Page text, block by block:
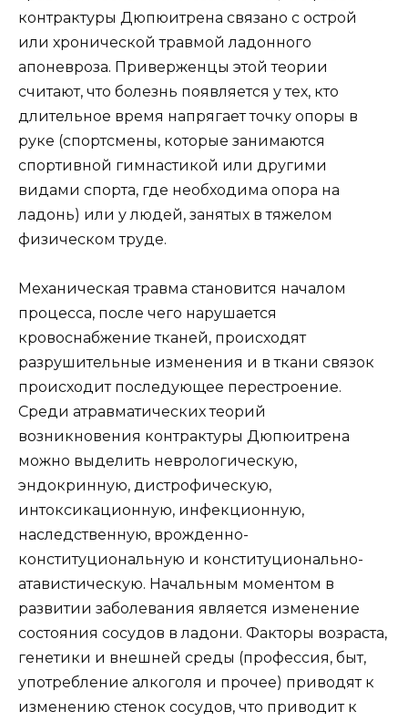
контрактуры Дюпюитрена связано с острой
или хронической травмой ладонного
апоневроза. Приверженцы этой теории
считают, что болезнь появляется у тех, кто
длительное время напрягает точку опоры в
руке (спортсмены, которые занимаются
спортивной гимнастикой или другими
видами спорта, где необходима опора на
ладонь) или у людей, занятых в тяжелом
физическом труде.
Механическая травма становится началом
процесса, после чего нарушается
кровоснабжение тканей, происходят
разрушительные изменения и в ткани связок
происходит последующее перестроение.
Среди атравматических теорий
возникновения контрактуры Дюпюитрена
можно выделить неврологическую,
эндокринную, дистрофическую,
интоксикационную, инфекционную,
наследственную, врожденно-
конституциональную и конституционально-
атавистическую. Начальным моментом в
развитии заболевания является изменение
состояния сосудов в ладони. Факторы возраста,
генетики и внешней среды (профессия, быт,
употребление алкоголя и прочее) приводят к
изменению стенок сосудов, что приводит к